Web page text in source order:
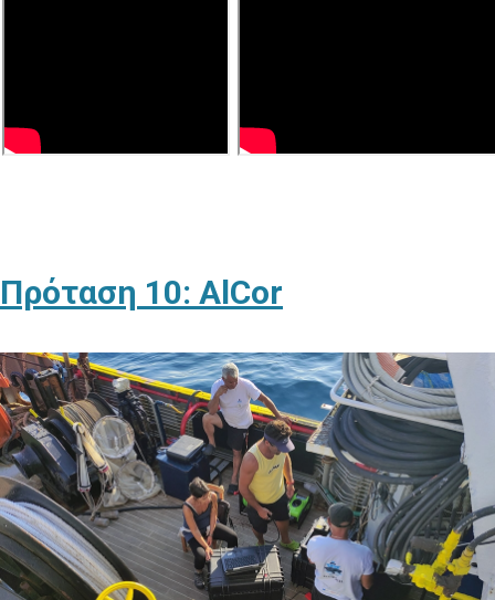
Πρόταση 10: AlCor